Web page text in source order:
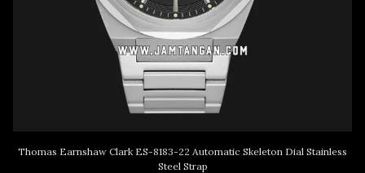
Thomas Earnshaw Clark ES-8183-22 Automatic Skeleton Dial Stainless
Steel Strap